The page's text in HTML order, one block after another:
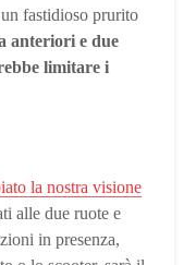
fastidioso prurito
anteriori e due
limitare i
la nostra visione
alle due ruote e
in presenza,